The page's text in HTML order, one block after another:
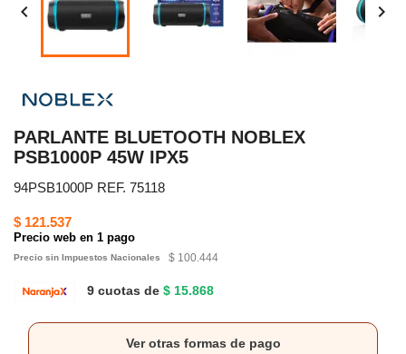
 
PARLANTE BLUETOOTH NOBLEX
PSB1000P 45W IPX5
94PSB1000P REF. 75118
$ 121.537
Precio web en 1 pago
Precio sin Impuestos Nacionales $ 100.444
9 cuotas de $ 15.868
Ver otras formas de pago